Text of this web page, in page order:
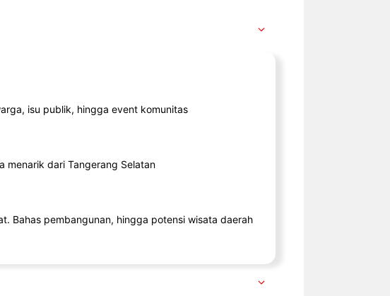
isu publik, hingga event komunitas
menarik dari Tangerang Selatan
Bahas pembangunan, hingga potensi wisata daerah